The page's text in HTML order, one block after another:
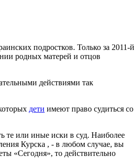
подростков. Только за 2011-й
родных матерей и отцов
действиями так
дети имеют право судиться со
те или иные иски в суд. Наиболее
Курска , - в любом случае, вы
«Сегодня», то действительно